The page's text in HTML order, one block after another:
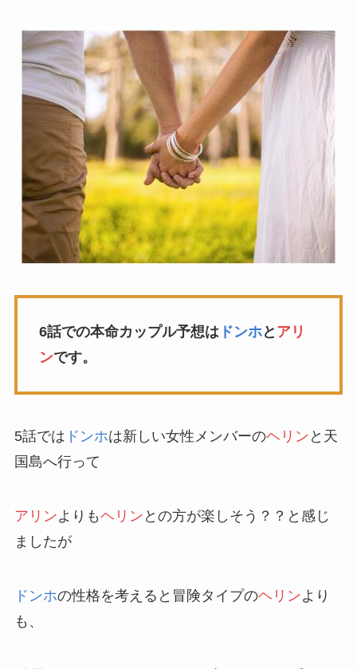
6話での本命カップル予想はドンホと アリ
ンです。
5話では ドンホは新しい女性メンバーのヘリン と天
国島へ行って
アリンよりもヘリン との方が楽しそう？？と感じ
ましたが
ドンホの性格を考えると冒険タイプのヘリンより
も、